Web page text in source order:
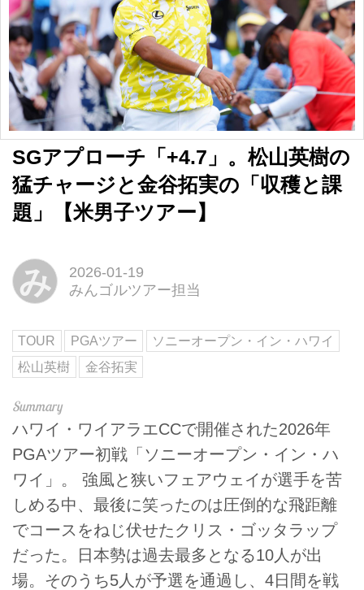
SGアプローチ「+4.7」。松山英樹の
猛チャージと金谷拓実の「収穫と課
題」【米男子ツアー】
み
2026-01-19
みんゴルツアー担当
TOUR PGAツアー
ソニーオープン・イン・ハワイ
松山英樹
金谷拓実
ハワイ・ワイアラエCCで開催された2026年
PGAツアー初戦「ソニーオープン・イン・ハ
ワイ」。 強風と狭いフェアウェイが選手を苦
しめる中、最後に笑ったのは圧倒的な飛距離
でコースをねじ伏せたクリス・ゴッタラップ
だった。日本勢は過去最多となる10人が出
場。そのうち5人が予選を通過し、4日間を戦